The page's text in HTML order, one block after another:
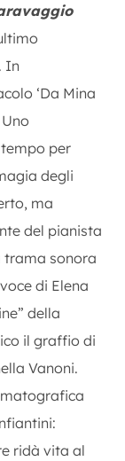
In
‘Da Mina
per
degli
ma
del pianista
trama sonora
di Elena
della
il graffio di
Vanoni.
ridà vita al